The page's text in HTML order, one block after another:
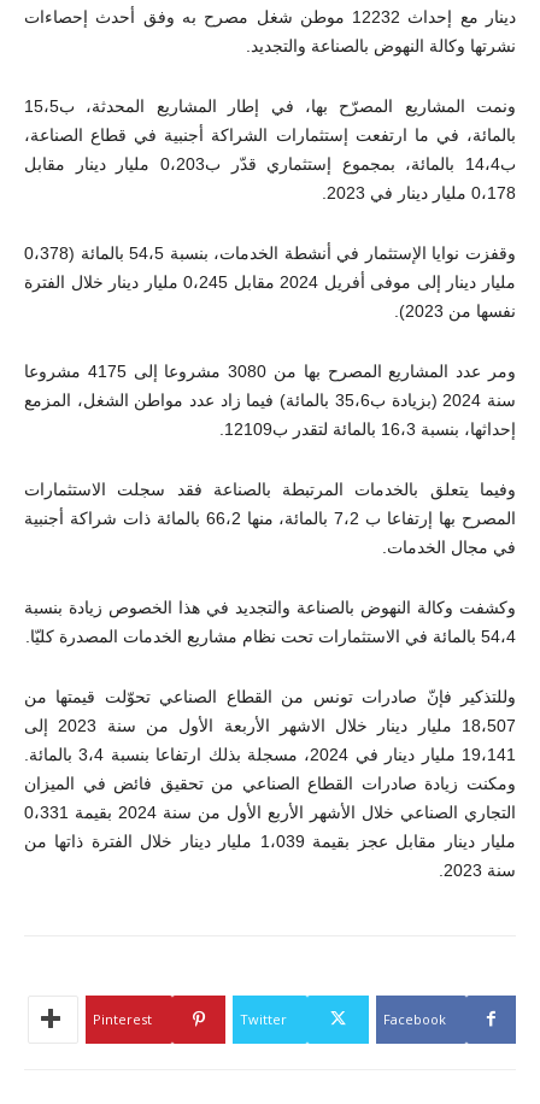
دينار مع إحداث 12232 موطن شغل مصرح به وفق أحدث إحصاءات
نشرتها وكالة النهوض بالصناعة والتجديد.
ونمت المشاريع المصرّح بها، في إطار المشاريع المحدثة، ب15،5
بالمائة، في ما ارتفعت إستثمارات الشراكة أجنبية في قطاع الصناعة،
ب14،4 بالمائة، بمجموع إستثماري قدّر ب0،203 مليار دينار مقابل
0،178 مليار دينار في 2023.
وقفزت نوايا الإستثمار في أنشطة الخدمات، بنسبة 54،5 بالمائة (0،378
مليار دينار إلى موفى أفريل 2024 مقابل 0،245 مليار دينار خلال الفترة
نفسها من 2023).
ومر عدد المشاريع المصرح بها من 3080 مشروعا إلى 4175 مشروعا
سنة 2024 (بزيادة ب35،6 بالمائة) فيما زاد عدد مواطن الشغل، المزمع
إحداثها، بنسبة 16،3 بالمائة لتقدر ب12109.
وفيما يتعلق بالخدمات المرتبطة بالصناعة فقد سجلت الاستثمارات
المصرح بها إرتفاعا ب 7،2 بالمائة، منها 66،2 بالمائة ذات شراكة أجنبية
في مجال الخدمات.
وكشفت وكالة النهوض بالصناعة والتجديد في هذا الخصوص زيادة بنسبة
54،4 بالمائة في الاستثمارات تحت نظام مشاريع الخدمات المصدرة كليّا.
وللتذكير فإنّ صادرات تونس من القطاع الصناعي تحوّلت قيمتها من
18،507 مليار دينار خلال الاشهر الأربعة الأول من سنة 2023 إلى
19،141 مليار دينار في 2024، مسجلة بذلك ارتفاعا بنسبة 3،4 بالمائة.
ومكنت زيادة صادرات القطاع الصناعي من تحقيق فائض في الميزان
التجاري الصناعي خلال الأشهر الأربع الأول من سنة 2024 بقيمة 0،331
مليار دينار مقابل عجز بقيمة 1،039 مليار دينار خلال الفترة ذاتها من
سنة 2023.
Facebook
Twitter
Pinterest